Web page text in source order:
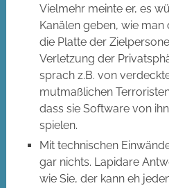
Vielmehr meinte er, es
Kanälen geben, wie
die Platte der
Verletzung der
sprach z.B. von
mutmaßlichen
dass sie Software von
spielen.
Mit technischen
gar nichts. Lapidare
wie Sie, der kann eh